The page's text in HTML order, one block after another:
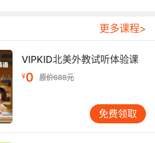
对应的汉语意思是橙、
语意思是柠檬、mango对应的汉
strawberry 对应的汉语意思是草
的汉语意思是
的汉语意思是桑椹、
油桃、
对应的汉语意思是石榴、
思是 tangerine 对应的
。
更多课程>
VIPKID北美外教试听体验课
¥0 原价688元
免费领取